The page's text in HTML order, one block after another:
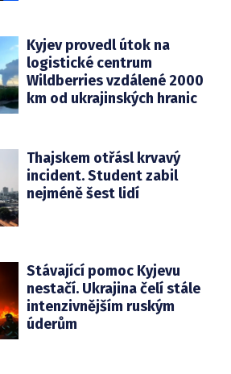
Kyjev provedl útok na
logistické centrum
Wildberries vzdálené 2000
km od ukrajinských hranic
Thajskem otřásl krvavý
incident. Student zabil
nejméně šest lidí
Stávající pomoc Kyjevu
nestačí. Ukrajina čelí stále
intenzivnějším ruským
úderům